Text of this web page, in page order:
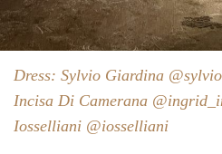
Dress: Sylvio Giardina
Incisa Di Camerana
Iosselliani @iosselliani